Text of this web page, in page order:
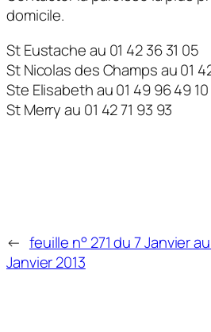
domicile.
St Eustache au 01 42 36 31 05
St Nicolas des Champs au 01
Ste Elisabeth au 01 49 96 49 10
St Merry au 01 42 71 93 93
← feuille n° 271 du 7 Janvier
Janvier 2013